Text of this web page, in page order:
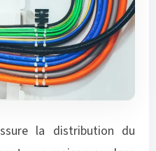
la distribution du